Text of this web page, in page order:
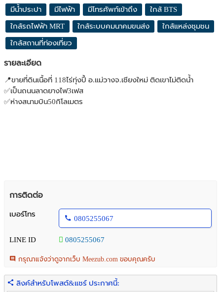
มีน้ำประปา มีไฟฟ้า มีโทรศัพท์เข้าถึง ใกล้ BTS
ใกล้รถไฟฟ้า MRT ใกล้ระบบคมนาคมขนส่ง ใกล้แหล่งชุมชน
ใกล้สถานที่ท่องเที่ยว
รายละเอียด
📍ขายที่ดินเนื้อที่ 118ไร่ทุ่งปี้ อ.แม่วางจ.เชียงใหม่ ติดเขาไม่ติดน้ำ
✅เป็นถนนลาดยางไฟ3เฟส
✅ห่างสนามบิน50กิโลเมตร
การติดต่อ
เบอร์โทร
0805255067
LINE ID 0805255067
กรุณาแจ้งว่าดูจากเว็บ Meezub.com ขอบคุณครับ
ลิงค์สำหรับโพสต์&แชร์ ประกาศนี้: